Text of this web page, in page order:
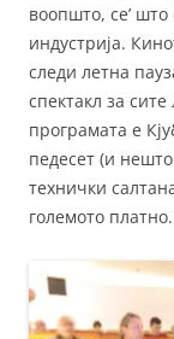
воопшто, се’
индустрија.
следи летна
спектакл за
програмата е
педесет (и
технички
големото